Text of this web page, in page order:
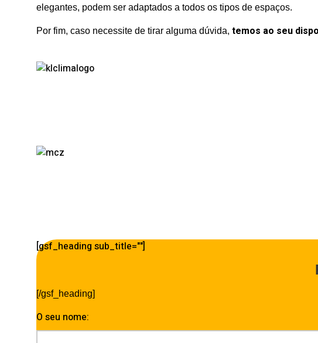
elegantes, podem ser adaptados a todos os tipos de espaços.
Por fim, caso necessite de tirar alguma dúvida, temos ao seu
[gsf_heading sub_title=""]
[/gsf_heading]
O seu nome: